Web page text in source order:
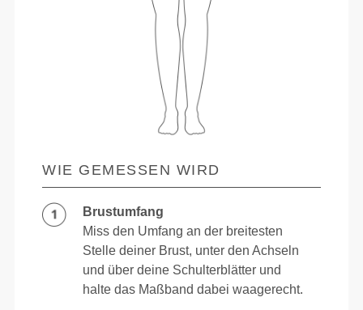
WIE GEMESSEN WIRD
Brustumfang
Miss den Umfang an der breitesten
Stelle deiner Brust, unter den Achseln
und über deine Schulterblätter und
halte das Maßband dabei waagerecht.